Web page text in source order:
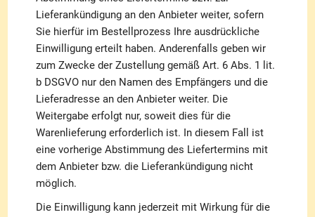
Lieferankündigung an den Anbieter weiter, sofern
Sie hierfür im Bestellprozess Ihre ausdrückliche
Einwilligung erteilt haben. Anderenfalls geben wir
zum Zwecke der Zustellung gemäß Art. 6 Abs. 1 lit.
b DSGVO nur den Namen des Empfängers und die
Lieferadresse an den Anbieter weiter. Die
Weitergabe erfolgt nur, soweit dies für die
Warenlieferung erforderlich ist. In diesem Fall ist
eine vorherige Abstimmung des Liefertermins mit
dem Anbieter bzw. die Lieferankündigung nicht
möglich.
Die Einwilligung kann jederzeit mit Wirkung für die